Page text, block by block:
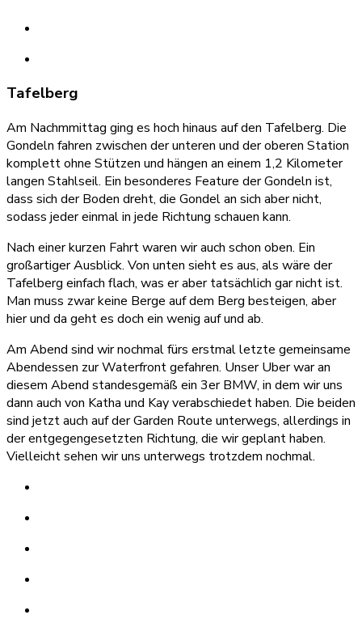
Tafelberg
Am Nachmmittag ging es hoch hinaus auf den Tafelberg. Die
Gondeln fahren zwischen der unteren und der oberen Station
komplett ohne Stützen und hängen an einem 1,2 Kilometer
langen Stahlseil. Ein besonderes Feature der Gondeln ist,
dass sich der Boden dreht, die Gondel an sich aber nicht,
sodass jeder einmal in jede Richtung schauen kann.
Nach einer kurzen Fahrt waren wir auch schon oben. Ein
großartiger Ausblick. Von unten sieht es aus, als wäre der
Tafelberg einfach flach, was er aber tatsächlich gar nicht ist.
Man muss zwar keine Berge auf dem Berg besteigen, aber
hier und da geht es doch ein wenig auf und ab.
Am Abend sind wir nochmal fürs erstmal letzte gemeinsame
Abendessen zur Waterfront gefahren. Unser Uber war an
diesem Abend standesgemäß ein 3er BMW, in dem wir uns
dann auch von Katha und Kay verabschiedet haben. Die beiden
sind jetzt auch auf der Garden Route unterwegs, allerdings in
der entgegengesetzten Richtung, die wir geplant haben.
Vielleicht sehen wir uns unterwegs trotzdem nochmal.